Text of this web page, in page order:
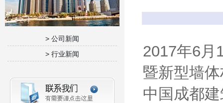
> 公司新闻
> 行业新闻
2017年6
暨新型墙
中国成都